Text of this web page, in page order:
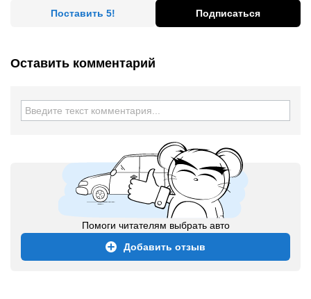
Поставить 5! Подписаться
Оставить комментарий
Помоги читателям выбрать авто
Добавить отзыв